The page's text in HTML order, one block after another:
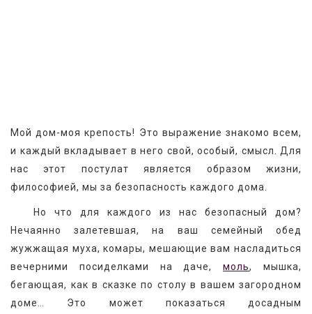
Мой дом-моя крепость! Это выражение знакомо всем,
и каждый вкладывает в него свой, особый, смысл. Для
нас этот постулат является образом жизни,
философией, мы за безопасность каждого дома.
Но что для каждого из нас безопасный дом?
Нечаянно залетевшая, на ваш семейный обед
жужжащая муха, комары, мешающие вам насладиться
вечерними посиделками на даче, моль, мышка,
бегающая, как в сказке по столу в вашем загородном
доме… Это может показаться досадным